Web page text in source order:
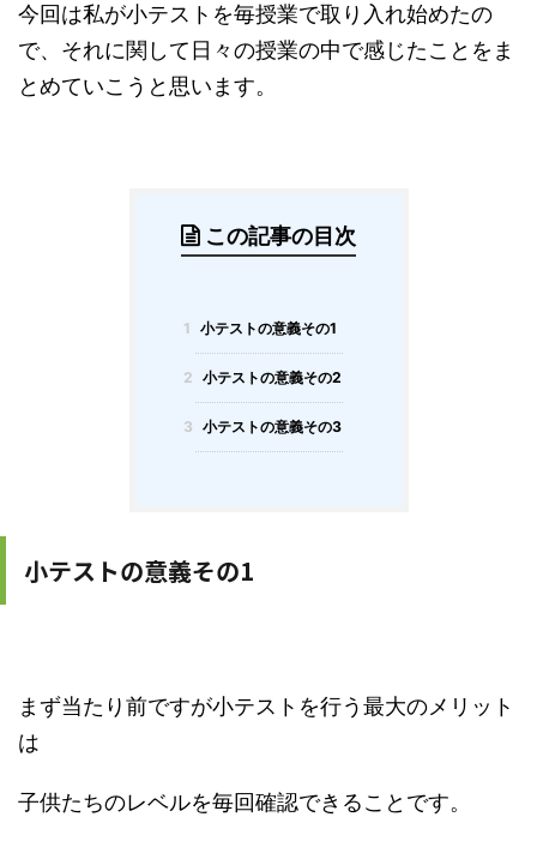
今回は私が小テストを毎授業で取り入れ始めたの
で、それに関して日々の授業の中で感じたことをま
とめていこうと思います。
この記事の目次
1 小テストの意義その1
2 小テストの意義その2
3 小テストの意義その3
小テストの意義その1
まず当たり前ですが小テストを行う最大のメリット
は
子供たちのレベルを毎回確認できることです。